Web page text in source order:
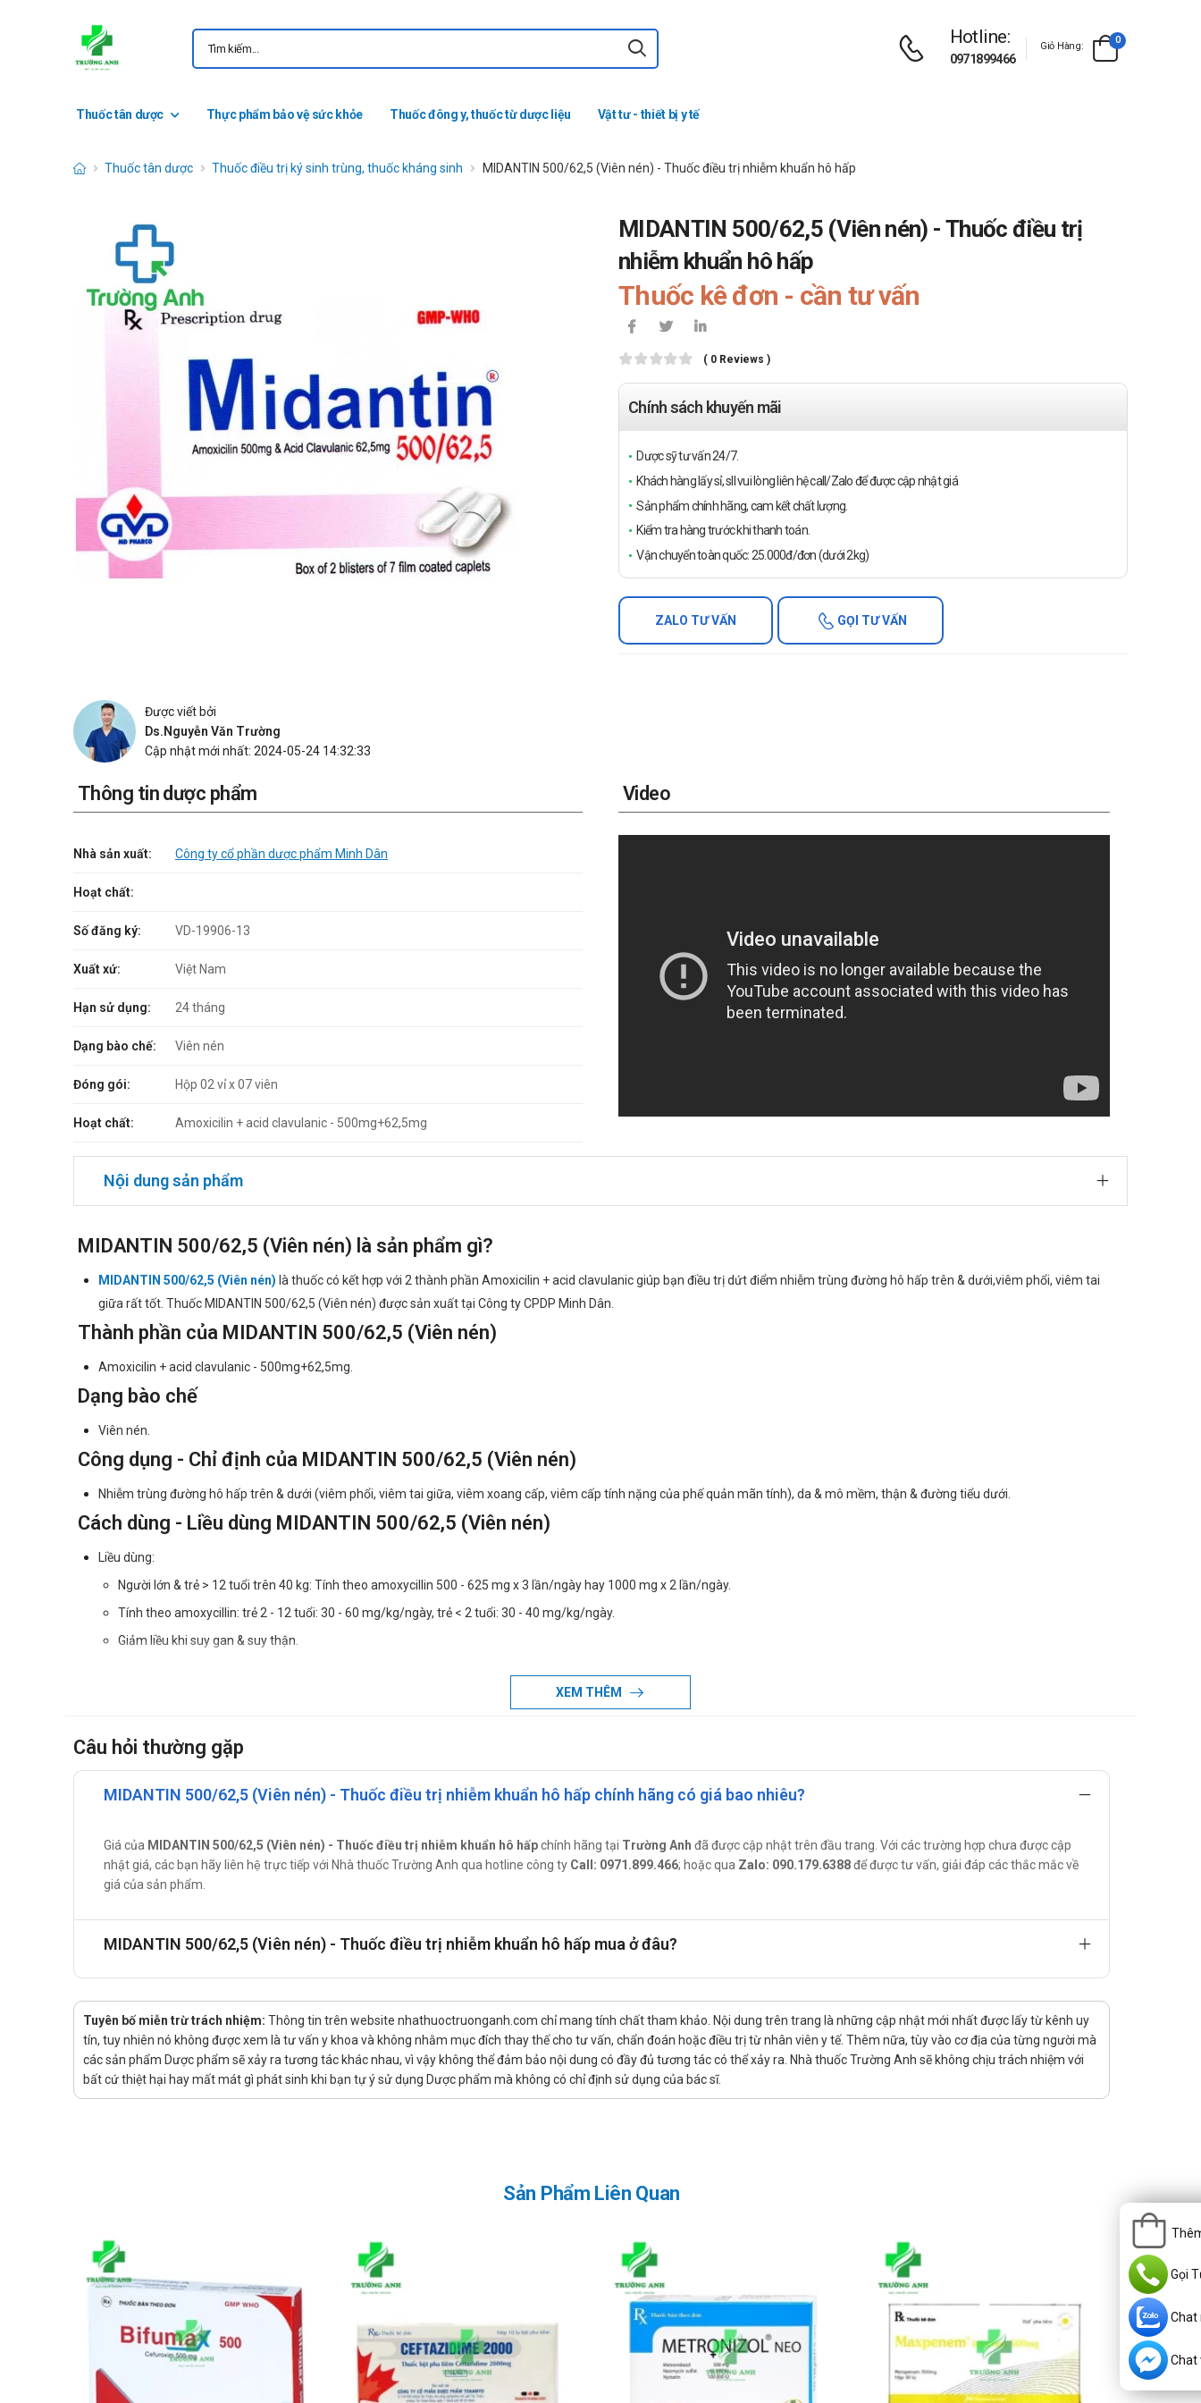
Hotline:
0971899466
Giỏ Hàng:
0
Thuốc tân dược Thực phẩm bảo vệ sức khỏe Thuốc đông y, thuốc từ dược liệu Vật tư - thiết bị y tế
Thuốc tân dược Thuốc điều trị ký sinh trùng, thuốc kháng sinh MIDANTIN 500/62,5 (Viên nén) - Thuốc điều trị nhiễm khuẩn hô hấp
MIDANTIN 500/62,5 (Viên nén) - Thuốc điều trị
nhiễm khuẩn hô hấp
Thuốc kê đơn - cần tư vấn
( 0 Reviews )
Chính sách khuyến mãi
Dược sỹ tư vấn 24/7.
Khách hàng lấy sỉ, sll vui lòng liên hệ call/Zalo để được cập nhật giá
Sản phẩm chính hãng, cam kết chất lượng.
Kiểm tra hàng trước khi thanh toán.
Vận chuyển toàn quốc: 25.000đ/đơn (dưới 2kg)
ZALO TƯ VẤN GỌI TƯ VẤN
Được viết bởi
Ds.Nguyễn Văn Trường
Cập nhật mới nhất: 2024-05-24 14:32:33
Thông tin dược phẩm
Nhà sản xuất: Công ty cổ phần dược phẩm Minh Dân
Hoạt chất:
Số đăng ký: VD-19906-13
Xuất xứ: Việt Nam
Hạn sử dụng: 24 tháng
Dạng bào chế: Viên nén
Đóng gói: Hộp 02 vỉ x 07 viên
Hoạt chất: Amoxicilin + acid clavulanic - 500mg+62,5mg
Video
Nội dung sản phẩm
MIDANTIN 500/62,5 (Viên nén) là sản phẩm gì?
MIDANTIN 500/62,5 (Viên nén) là thuốc có kết hợp với 2 thành phần Amoxicilin + acid clavulanic giúp bạn điều trị dứt điểm nhiễm trùng đường hô hấp trên & dưới,viêm phổi, viêm tai
giữa rất tốt. Thuốc MIDANTIN 500/62,5 (Viên nén) được sản xuất tại Công ty CPDP Minh Dân.
Thành phần của MIDANTIN 500/62,5 (Viên nén)
Amoxicilin + acid clavulanic - 500mg+62,5mg.
Dạng bào chế
Viên nén.
Công dụng - Chỉ định của MIDANTIN 500/62,5 (Viên nén)
Nhiễm trùng đường hô hấp trên & dưới (viêm phổi, viêm tai giữa, viêm xoang cấp, viêm cấp tính nặng của phế quản mãn tính), da & mô mềm, thận & đường tiểu dưới.
Cách dùng - Liều dùng MIDANTIN 500/62,5 (Viên nén)
Liều dùng:
Người lớn & trẻ > 12 tuổi trên 40 kg: Tính theo amoxycillin 500 - 625 mg x 3 lần/ngày hay 1000 mg x 2 lần/ngày.
Tính theo amoxycillin: trẻ 2 - 12 tuổi: 30 - 60 mg/kg/ngày, trẻ < 2 tuổi: 30 - 40 mg/kg/ngày.
Giảm liều khi suy gan & suy thận.
Dị ứng với penicillin. Dị ứng chéo với cephalosporin. Tăng bạch cầu đơn nhân nhiễm trùng hoặc leukemia dòng lympho.
Lưu ý thận trọng khi sử dụng MIDANTIN 500/62,5 (Viên nén)
Sử dụng cho phụ nữ có thai hoặc đang cho con bú
Không sử dùng cho phụ nữ mang thai và đang cho con bú.
Sử dụng cho người lái xe và vận hành máy móc
Thận trọng khi sử dùng cho người lái xe và vận hành máy móc.
Thắc mắc xin liên hệ bác sĩ hoặc dược sĩ để được giải đáp chính xác nhất.
Tác dụng phụ của MIDANTIN 500/62,5 (Viên nén)
Rối loạn tiêu hóa thoáng qua, viêm đại tràng giả mạc. Ngứa, mề đay, sốt & đau khớp, phù thần kinh-mạch, phản vệ, phản ứng da nặng. Thay đổi huyết học & đông máu. Viêm gan thoáng
Lưu ý rằng không nên dùng gấp đôi liều đã quy định.
Xử trí khi quá liều
Trong trường hợp khẩn cấp, hãy gọi ngay cho Trung tâm cấp cứu 115 hoặc đến trạm Y tế địa phương gần nhất.
Bảo quản
Mỗi loại thuốc có bảo quản khác nhau, bạn nên đọc kỹ hướng sử dụng bảo quản được in trên bao bì.
XEM THÊM
Câu hỏi thường gặp
MIDANTIN 500/62,5 (Viên nén) - Thuốc điều trị nhiễm khuẩn hô hấp chính hãng có giá bao nhiêu?
Giá của MIDANTIN 500/62,5 (Viên nén) - Thuốc điều trị nhiễm khuẩn hô hấpchính hãng tại Trường Anh đã được cập nhật trên đầu trang. Với các trường hợp chưa được cập
nhật giá, các bạn hãy liên hệ trực tiếp với Nhà thuốc Trường Anh qua hotline công ty Call: 0971.899.466; hoặc qua Zalo: 090.179.6388để được tư vấn, giải đáp các thắc mắc về
giá của sản phẩm.
MIDANTIN 500/62,5 (Viên nén) - Thuốc điều trị nhiễm khuẩn hô hấp mua ở đâu?
Tuyên bố miễn trừ trách nhiệm: Thông tin trên website nhathuoctruonganh.com chỉ mang tính chất tham khảo. Nội dung trên trang là những cập nhật mới nhất được lấy từ kênh uy
tín, tuy nhiên nó không được xem là tư vấn y khoa và không nhằm mục đích thay thế cho tư vấn, chẩn đoán hoặc điều trị từ nhân viên y tế. Thêm nữa, tùy vào cơ địa của từng người mà
các sản phẩm Dược phẩm sẽ xảy ra tương tác khác nhau, vì vậy không thể đảm bảo nội dung có đầy đủ tương tác có thể xảy ra. Nhà thuốc Trường Anh sẽ không chịu trách nhiệm với
bất cứ thiệt hại hay mất mát gì phát sinh khi bạn tự ý sử dụng Dược phẩm mà không có chỉ định sử dụng của bác sĩ.
Sản Phẩm Liên Quan
Gọi
Chat
Chat